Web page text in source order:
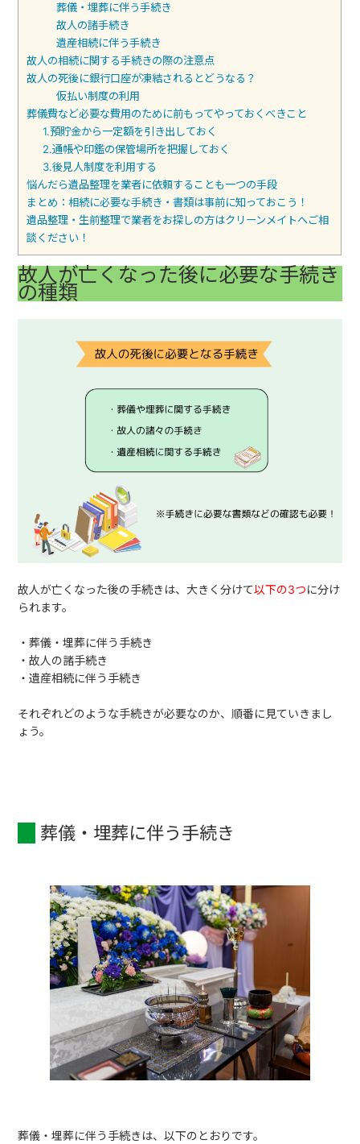
葬儀・埋葬に伴う手続き
故人の諸手続き
遺産相続に伴う手続き
故人の相続に関する手続きの際の注意点
故人の死後に銀行口座が凍結されるとどうなる？
仮払い制度の利用
葬儀費など必要な費用のために前もってやっておくべきこと
1.預貯金から一定額を引き出しておく
2.通帳や印鑑の保管場所を把握しておく
3.後見人制度を利用する
悩んだら遺品整理を業者に依頼することも一つの手段
まとめ：相続に必要な手続き・書類は事前に知っておこう！
遺品整理・生前整理で業者をお探しの方はクリーンメイトへご相
談ください！
故人が亡くなった後に必要な手続き
の種類
故人が亡くなった後の手続きは、大きく分けて以下の3つに分け
られます。
・葬儀・埋葬に伴う手続き
・故人の諸手続き
・遺産相続に伴う手続き
それぞれどのような手続きが必要なのか、順番に見ていきまし
ょう。
葬儀・埋葬に伴う手続き
葬儀・埋葬に伴う手続きは、以下のとおりです。